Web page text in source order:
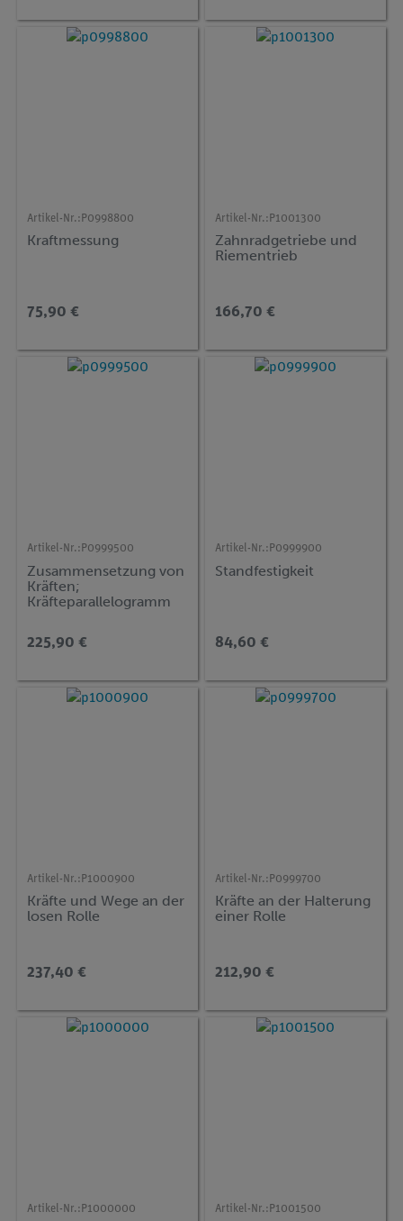
Artikel-Nr.: P0998800
Kraftmessung
75,90 €
Artikel-Nr.: P1001300
Zahnradgetriebe und
Riementrieb
166,70 €
Artikel-Nr.: P0999500
Zusammensetzung von
Kräften;
Kräfteparallelogramm
225,90 €
Artikel-Nr.: P0999900
Standfestigkeit
84,60 €
Artikel-Nr.: P1000900
Kräfte und Wege an der
losen Rolle
237,40 €
Artikel-Nr.: P0999700
Kräfte an der Halterung
einer Rolle
212,90 €
Artikel-Nr.: P1000000 Artikel-Nr.: P1001500